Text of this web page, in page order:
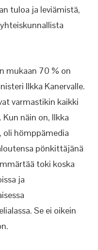
tuloa ja leviämistä,
mukaan 70 % on
Ilkka Kanervalle.
varmastikin kaikki
näin on, Ilkka
oli hömppämedia
pönkittäjänä
toki koska
ja
Se ei oikein